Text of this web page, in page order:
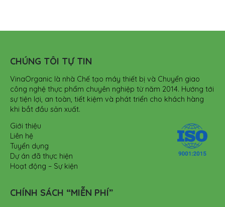
CHÚNG TÔI TỰ TIN
VinaOrganic là nhà Chế tạo máy thiết bị và Chuyển giao
công nghệ thực phẩm chuyên nghiệp từ năm 2014. Hướng tới
sự tiện lợi, an toàn, tiết kiệm và phát triển cho khách hàng
khi bắt đầu sản xuất.
Giới thiệu
Liên hệ
Tuyển dụng
Dự án đã thực hiện
Hoạt động – Sự kiện
CHÍNH SÁCH “MIỄN PHÍ”